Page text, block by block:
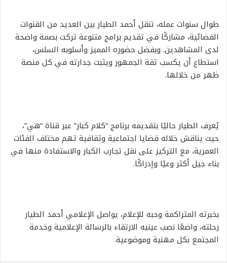
طوال سنوات عمله، تنقل أحمد الطيار بين العديد من القنوات
الفضائية، مشاركًا في تقديم برامج متنوعة تركت بصمة واضحة
لدى المشاهدين. وبفضل حضوره المميز وأسلوبه السلس،
استطاع أن يكسب ثقة الجمهور ويثبت جدارته في كل منصة
ظهر من خلالها.
يُعرف الطيار حاليًا بتقديمه برنامج “كلام كبار” عبر قناة “هي”،
حيث يناقش خلاله قضايا اجتماعية وثقافية تهم مختلف الفئات
العمرية، مع التركيز على نقل تجارب الكبار والاستفادة منها في
بناء جيل أكثر وعيًا وإدراكًا.
بخبرته المتراكمة وحبه للإعلام، يواصل الإعلامي أحمد الطيار
رحلته، واضعًا نصب عينيه الارتقاء بالرسالة الإعلامية وخدمة
المجتمع بكل مهنية وموضوعية.